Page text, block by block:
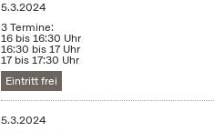
5.3.2024
3 Termine:
16 bis 16:30 Uhr
16:30 bis 17 Uhr
17 bis 17:30 Uhr
Eintritt frei
5.3.2024